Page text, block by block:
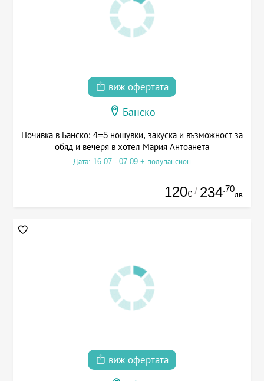
виж офертата
Банско
Почивка в Банско: 4=5 нощувки, закуска и възможност за
обяд и вечеря в хотел Мария Антоанета
Дата: 16.07 - 07.09 + полупансион
120€ / 234.70
лв.
виж офертата